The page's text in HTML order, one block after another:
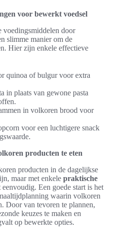
voor bewerkt voedsel
voedingsmiddelen door
slimme manier om de
Hier zijn enkele effectieve
quinoa of bulgur voor extra
in plaats van gewone pasta
in volkoren brood voor
voor een luchtigere snack
producten te eten
producten in de dagelijkse
maar met enkele praktische
Een goede start is het
waarin volkoren
Door van tevoren te plannen,
keuzes te maken en
op bewerkte opties.